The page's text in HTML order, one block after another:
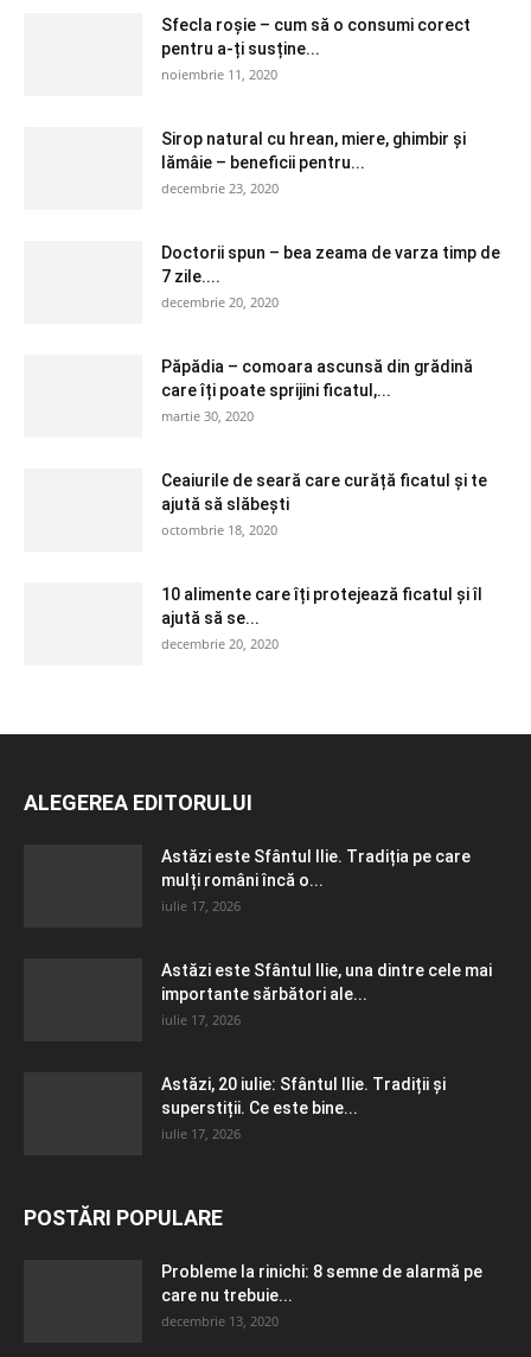
Sfecla roșie – cum să o consumi corect
pentru a-ți susține...
noiembrie 11, 2020
Sirop natural cu hrean, miere, ghimbir și
lămâie – beneficii pentru...
decembrie 23, 2020
Doctorii spun – bea zeama de varza timp de
7 zile....
decembrie 20, 2020
Păpădia – comoara ascunsă din grădină
care îți poate sprijini ficatul,...
martie 30, 2020
Ceaiurile de seară care curăță ficatul și te
ajută să slăbești
octombrie 18, 2020
10 alimente care îți protejează ficatul și îl
ajută să se...
decembrie 20, 2020
ALEGEREA EDITORULUI
Astăzi este Sfântul Ilie. Tradiția pe care
mulți români încă o...
iulie 17, 2026
Astăzi este Sfântul Ilie, una dintre cele mai
importante sărbători ale...
iulie 17, 2026
Astăzi, 20 iulie: Sfântul Ilie. Tradiții și
superstiții. Ce este bine...
iulie 17, 2026
POSTĂRI POPULARE
Probleme la rinichi: 8 semne de alarmă pe
care nu trebuie...
decembrie 13, 2020